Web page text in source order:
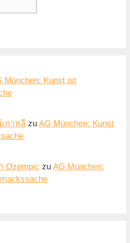
München: Kunst ist
กาหลี zu AG München: Kunst
Ozempic zu AG München: